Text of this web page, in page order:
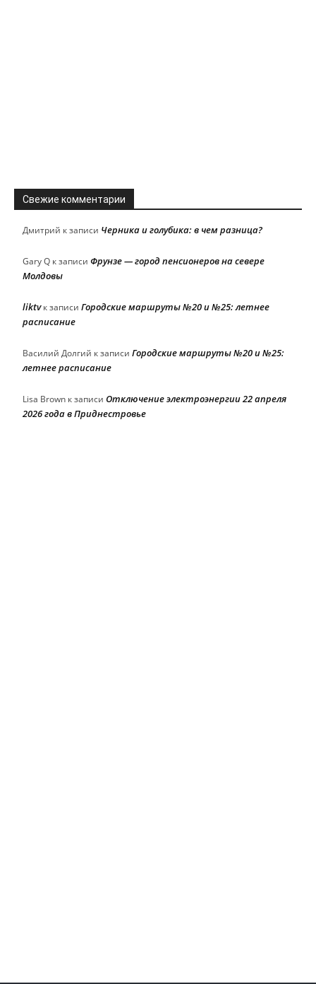
Свежие комментарии
Дмитрий к записи Черника и голубика: в чем разница?
Gary Q к записи Фрунзе — город пенсионеров на севере
Молдовы
liktvк записи Городские маршруты №20 и №25: летнее
расписание
Василий Долгий к записи Городские маршруты №20 и №25:
летнее расписание
Lisa Brown к записи Отключение электроэнергии 22 апреля
2026 года в Приднестровье